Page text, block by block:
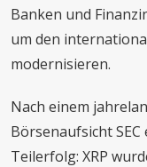
Banken und
um den
modernisieren.
Nach einem
Börsenaufsicht
Teilerfolg: XRP